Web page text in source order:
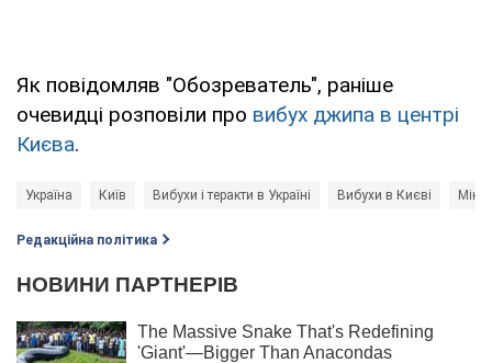
Як повідомляв "Обозреватель", раніше
очевидці розповіли про вибух джипа в центрі
Києва.
Україна Київ Вибухи і теракти в Україні Вибухи в Києві
Редакційна політика